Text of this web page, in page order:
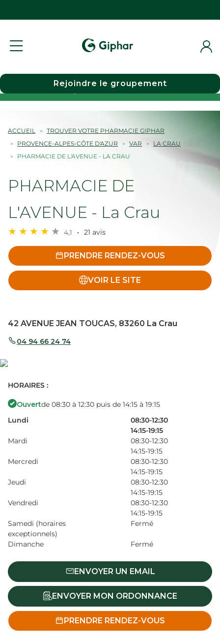
Choisir une pharmacie
Rejoindre le groupement
ACCUEIL
TROUVER VOTRE PHARMACIE GIPHAR
PROVENCE-ALPES-CÔTE D'AZUR
VAR
LA CRAU
PHARMACIE DE L'AVENUE - LA CRAU
PHARMACIE DE
L'AVENUE - La Crau
4,1 21 avis
PRENDRE RENDEZ-VOUS
VOIR LE SITE
42 AVENUE JEAN TOUCAS, 83260 La Crau
04 94 66 24 74
HORAIRES :
Ouvertde 08:30 à 12:30 puis de 14:15 à 19:15
Lundi
08:30-12:30
14:15-19:15
Mardi
08:30-12:30
14:15-19:15
Mercredi
08:30-12:30
14:15-19:15
Jeudi
08:30-12:30
14:15-19:15
Vendredi
08:30-12:30
14:15-19:15
Samedi (horaires
exceptionnels)
Fermé
Dimanche Fermé
ENVOYER UN EMAIL
ENVOYER MON ORDONNANCE
PRENDRE RENDEZ-VOUS